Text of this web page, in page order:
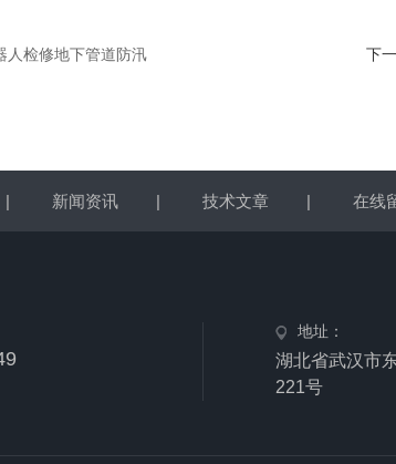
人检修地下管道防汛 下
| 新闻资讯 | 技术文章 | 在线
地址：
湖北省武汉市
221号